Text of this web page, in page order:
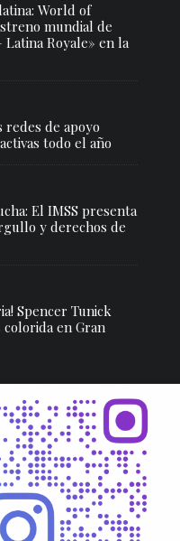
World of
mundial de
Latina Royale» en la
redes de apoyo
todo el año
El IMSS presenta
y derechos de
Spencer Tunick
en Gran